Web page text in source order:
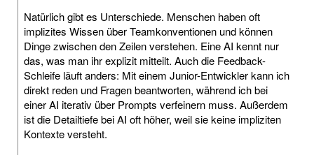
Natürlich gibt es Unterschiede. Menschen haben oft
implizites Wissen über Teamkonventionen und können
Dinge zwischen den Zeilen verstehen. Eine AI kennt nur
das, was man ihr explizit mitteilt. Auch die Feedback-
Schleife läuft anders: Mit einem Junior-Entwickler kann ich
direkt reden und Fragen beantworten, während ich bei
einer AI iterativ über Prompts verfeinern muss. Außerdem
ist die Detailtiefe bei AI oft höher, weil sie keine impliziten
Kontexte versteht.